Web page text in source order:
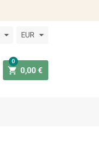
EUR
 0,00 €
0